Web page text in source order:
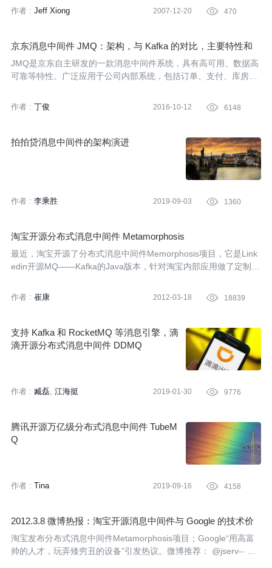
了惊喜和乐趣。希望在文中与读者分享这一切。
作者 : Jeff Xiong 2007-12-20  470
京东消息中间件 JMQ：架构，与 Kafka 的对比，主要特性和
应用场景
JMQ是京东自主研发的一款消息中间件系统，具有高可用、数据高
可靠等特性。广泛应用于公司内部系统，包括订单、支付、库房等
作者 : 丁俊 2016-10-12  6148
拍拍贷消息中间件的架构演进
作者 : 李乘胜 2019-09-03  1360
淘宝开源分布式消息中间件 Metamorphosis
最近，淘宝开源了分布式消息中间件Memorphosis项目，它是Link
edin开源MQ——Kafka的Java版本，针对淘宝内部应用做了定制和
作者 : 崔康 2012-03-18  18839
支持 Kafka 和 RocketMQ 等消息引擎，滴
滴开源分布式消息中间件 DDMQ
作者 : 臧磊 江海挺 2019-01-30  9776
腾讯开源万亿级分布式消息中间件 TubeM
Q
作者 : Tina 2019-09-16  4158
2012.3.8 微博热报：淘宝开源消息中间件与 Google 的技术价
值观
淘宝发布分布式消息中间件Metamorphosis项目；Google“用高富
帅的人才，玩弄矮穷丑的设备”引发热议。微博推荐： @jserv-- ，